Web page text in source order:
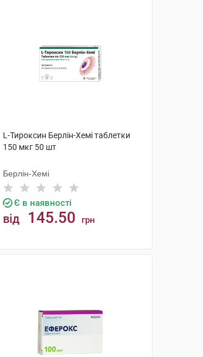
L-Тироксин Берлін-Хемі таблетки
150 мкг 50 шт
Берлін-Хемі
Є в наявності
від 145.50 грн